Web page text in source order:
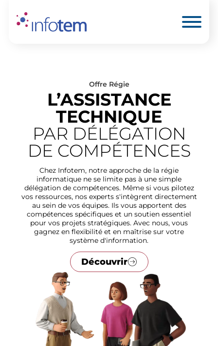
Offre Régie
L’ASSISTANCE
TECHNIQUE
PAR DÉLÉGATION
DE COMPÉTENCES
Chez Infotem, notre approche de la régie
informatique ne se limite pas à une simple
délégation de compétences. Même si vous pilotez
vos ressources, nos experts s'intègrent directement
au sein de vos équipes. Ils vous apportent des
compétences spécifiques et un soutien essentiel
pour vos projets stratégiques. Avec nous, vous
gagnez en flexibilité et en maîtrise sur votre
système d'information.
Découvrir